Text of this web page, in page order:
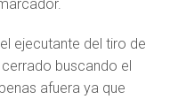
ejecutante del tiro de
buscando el
afuera ya que